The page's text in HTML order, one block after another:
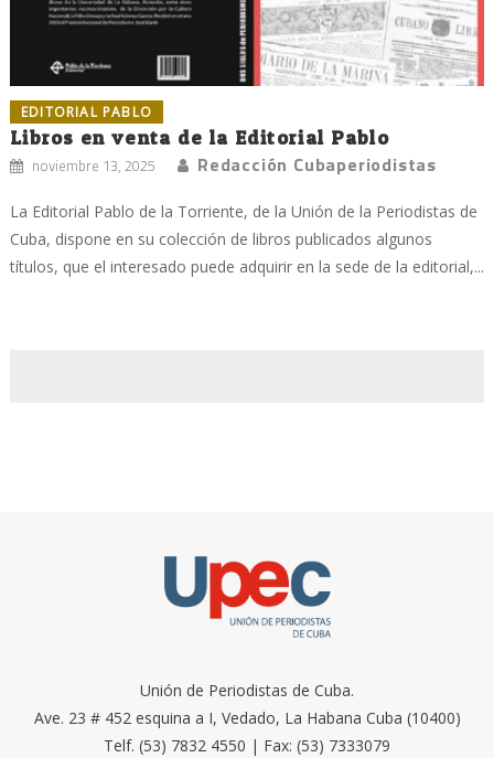
EDITORIAL PABLO
Libros en venta de la Editorial Pablo
noviembre 13, 2025 Redacción Cubaperiodistas
La Editorial Pablo de la Torriente, de la Unión de la Periodistas de
Cuba, dispone en su colección de libros publicados algunos
títulos, que el interesado puede adquirir en la sede de la editorial,...
Unión de Periodistas de Cuba.
Ave. 23 # 452 esquina a I, Vedado, La Habana Cuba (10400)
Telf. (53) 7832 4550 | Fax: (53) 7333079